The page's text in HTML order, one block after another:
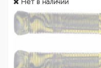
Нет в наличии